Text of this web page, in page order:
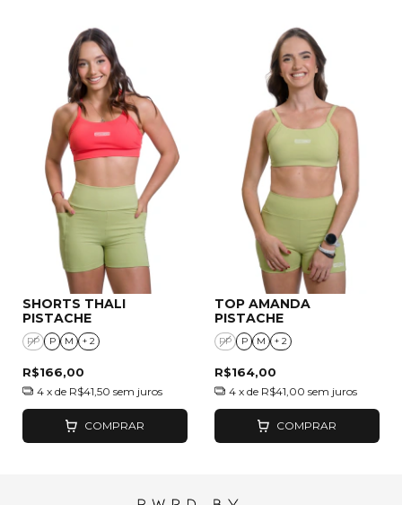
SHORTS THALI
PISTACHE
PP P M + 2
R$166,00
4 x de R$41,50 sem juros
COMPRAR
TOP AMANDA
PISTACHE
PP P M + 2
R$164,00
4 x de R$41,00 sem juros
COMPRAR